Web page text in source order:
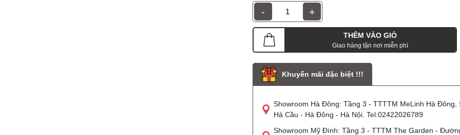
- +
THÊM VÀO GIỎ
Giao hàng tận nơi miễn phí
Khuyến mãi đặc biệt !!!
Showroom Hà Đông: Tầng 3 - TTTTM MeLinh Hà Đông,
Hà Cầu - Hà Đông - Hà Nội. Tel:02422026789
Showroom Mỹ Đình: Tầng 3 - TTTM The Garden -